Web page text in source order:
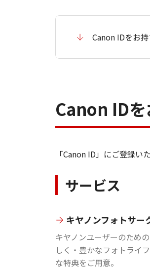
Canon IDをお
Canon ID
「Canon ID」にご登録い
サービス
キヤノンフォトサー
キヤノンユーザーのため
しく・豊かなフォトライ
な特典をご用意。